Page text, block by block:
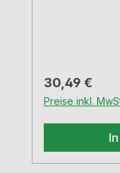
bleiben Brot
frischB=18,0
cmRobuste
Regulärer
30,49 €
Preise inkl.